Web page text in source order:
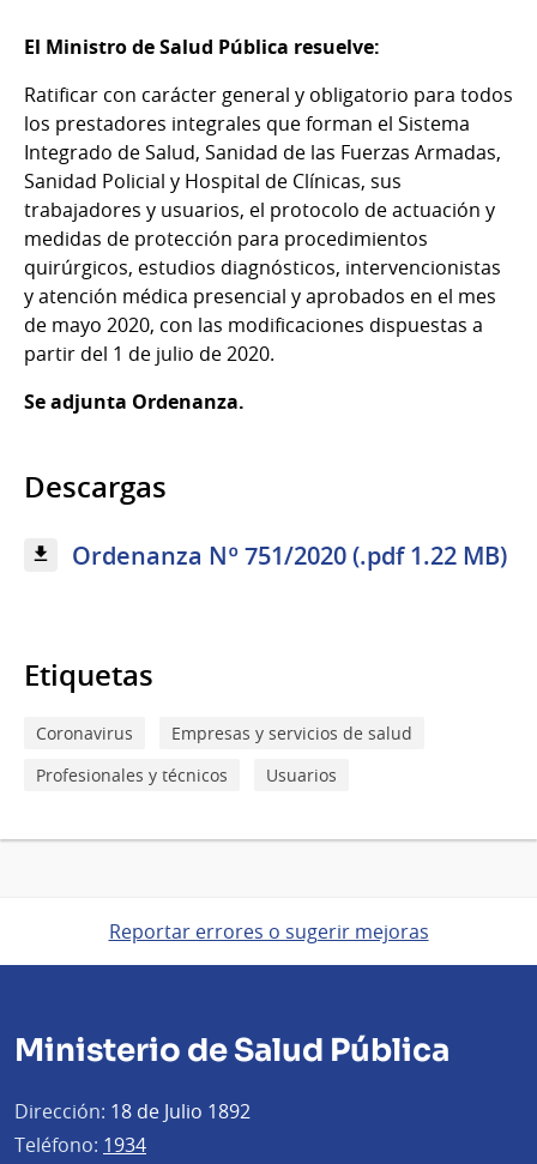
El Ministro de Salud Pública resuelve:
Ratificar con carácter general y obligatorio para todos
los prestadores integrales que forman el Sistema
Integrado de Salud, Sanidad de las Fuerzas Armadas,
Sanidad Policial y Hospital de Clínicas, sus
trabajadores y usuarios, el protocolo de actuación y
medidas de protección para procedimientos
quirúrgicos, estudios diagnósticos, intervencionistas
y atención médica presencial y aprobados en el mes
de mayo 2020, con las modificaciones dispuestas a
partir del 1 de julio de 2020.
Se adjunta Ordenanza.
Descargas
Ordenanza Nº 751/2020 (.pdf 1.22 MB)
Etiquetas
Coronavirus
Empresas y servicios de salud
Profesionales y técnicos
Usuarios
Reportar errores o sugerir mejoras
Ministerio de Salud Pública
Dirección: 18 de Julio 1892
Teléfono: 1934